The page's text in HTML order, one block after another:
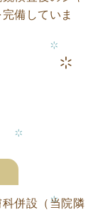
備していま
科併設（当院隣